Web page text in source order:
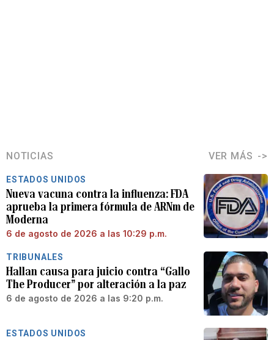
NOTICIAS VER MÁS
ESTADOS UNIDOS
Nueva vacuna contra la influenza: FDA
aprueba la primera fórmula de ARNm de
Moderna
6 de agosto de 2026 a las 10:29 p.m.
TRIBUNALES
Hallan causa para juicio contra “Gallo
The Producer” por alteración a la paz
6 de agosto de 2026 a las 9:20 p.m.
ESTADOS UNIDOS